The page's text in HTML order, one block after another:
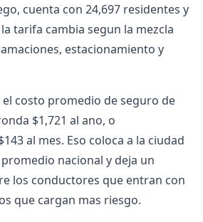
cuenta con 24,697 residentes y
tarifa cambia segun la mezcla
estacionamiento y
el costo promedio de seguro de
$1,721 al ano, o
al mes. Eso coloca a la ciudad
nacional y deja un
los conductores que entran con
que cargan mas riesgo.